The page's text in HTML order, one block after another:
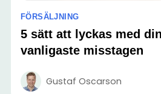
FÖRSÄLJNING
5 sätt att lyckas med
vanligaste misstagen
Gustaf Oscarson